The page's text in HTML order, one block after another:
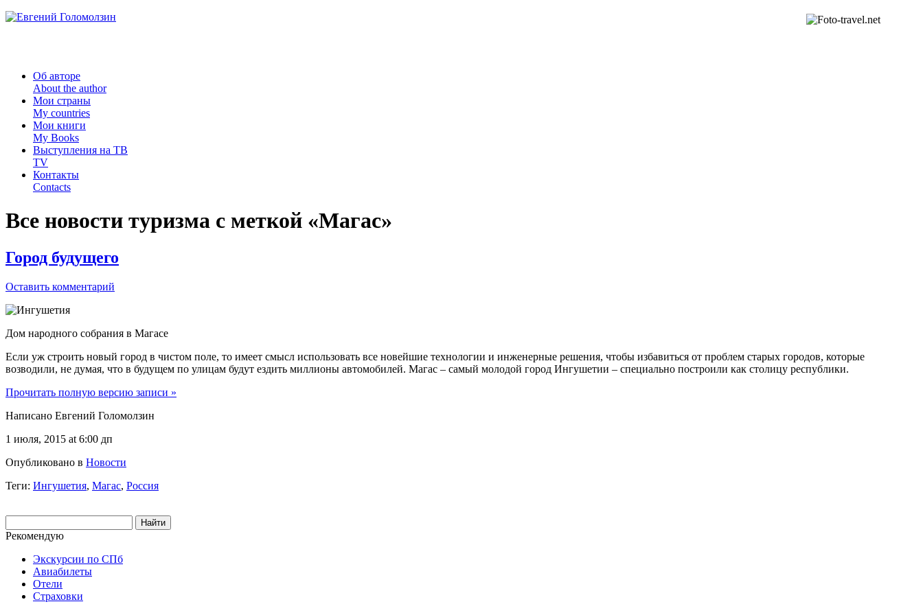
Об авторе
About the author
Мои страны
My countries
Мои книги
My Books
Выступления на ТВ
TV
Контакты
Contacts
Все новости туризма с меткой «Магас»
Город будущего
Оставить комментарий
Дом народного собрания в Магасе
Если уж строить новый город в чистом поле, то имеет смысл использовать все новейшие технологии и инженерные решения, чтобы избавиться от проблем старых городов, которые
возводили, не думая, что в будущем по улицам будут ездить миллионы автомобилей. Магас – самый молодой город Ингушетии – специально построили как столицу республики.
Прочитать полную версию записи »
Написано Евгений Голомолзин
1 июля, 2015 at 6:00 дп
Опубликовано в Новости
Теги: Ингушетия, Магас, Россия
Рекомендую
Экскурсии по СПб
Авиабилеты
Отели
Страховки